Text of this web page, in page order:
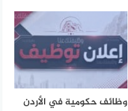
وظائف حكومية في الأردن